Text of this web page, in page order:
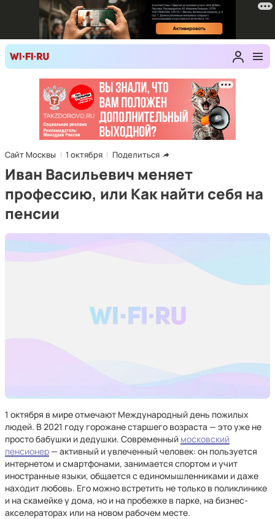
Сайт Москвы 1 октября Поделиться
Иван Васильевич меняет
профессию, или Как найти себя на
пенсии
1 октября в мире отмечают Международный день пожилых
людей. В 2021 году горожане старшего возраста — это уже не
просто бабушки и дедушки. Современный московский
пенсионер— активный и увлеченный человек: он пользуется
интернетом и смартфонами, занимается спортом и учит
иностранные языки, общается с единомышленниками и даже
находит любовь. Его можно встретить не только в поликлинике
и на скамейке у дома, но и на пробежке в парке, на бизнес-
акселераторах или на новом рабочем месте.